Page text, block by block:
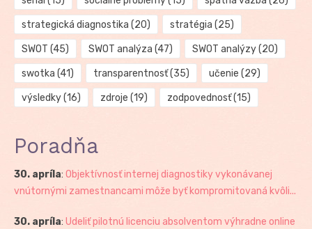
strategická diagnostika (20) stratégia (25)
SWOT (45) SWOT analýza (47) SWOT analýzy(20)
swotka (41) transparentnosť(35) učenie (29)
výsledky(16) zdroje (19) zodpovednosť(15)
Poradňa
30. apríla: Objektívnosť internej diagnostiky vykonávanej
vnútornými zamestnancami môže byť kompromitovaná kvôli...
30. apríla: Udeliť pilotnú licenciu absolventom výhradne online